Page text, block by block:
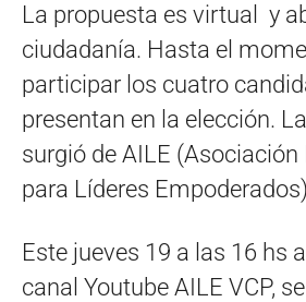
La propuesta es virtual y
ciudadanía. Hasta el
participar los cuatro
presentan en la elección.
surgió de AILE
para Líderes
Este jueves 19 a las 16 hs
canal Youtube AILE VCP,